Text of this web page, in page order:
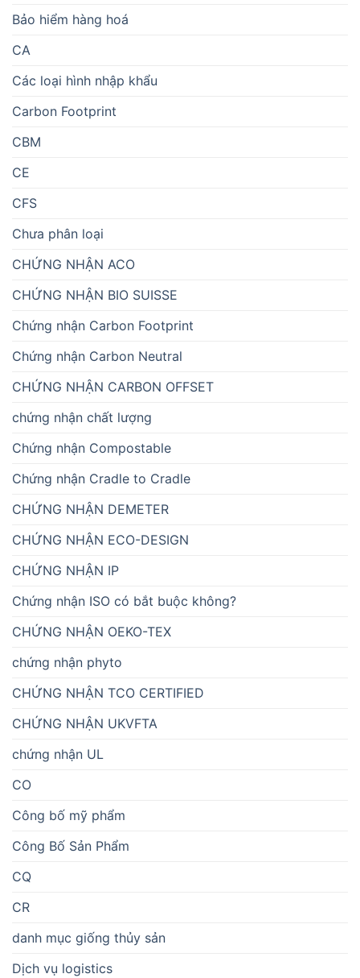
Bảo hiểm hàng hoá
CA
Các loại hình nhập khẩu
Carbon Footprint
CBM
CE
CFS
Chưa phân loại
CHỨNG NHẬN ACO
CHỨNG NHẬN BIO SUISSE
Chứng nhận Carbon Footprint
Chứng nhận Carbon Neutral
CHỨNG NHẬN CARBON OFFSET
chứng nhận chất lượng
Chứng nhận Compostable
Chứng nhận Cradle to Cradle
CHỨNG NHẬN DEMETER
CHỨNG NHẬN ECO-DESIGN
CHỨNG NHẬN IP
Chứng nhận ISO có bắt buộc không?
CHỨNG NHẬN OEKO-TEX
chứng nhận phyto
CHỨNG NHẬN TCO CERTIFIED
CHỨNG NHẬN UKVFTA
chứng nhận UL
CO
Công bố mỹ phẩm
Công Bố Sản Phẩm
CQ
CR
danh mục giống thủy sản
Dịch vụ logistics